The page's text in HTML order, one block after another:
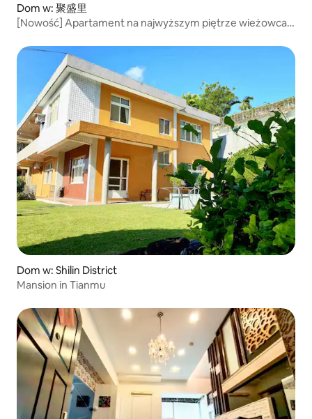
Dom w: 聚盛里
[Nowość] Apartament na najwyższym piętrze wieżowca Z
Prywatna kuchnia | Pralka i suszarka | Toaleta dla osób
niepełnosprawnych | Przyjazne dla obcokrajowców
Dom w: Shilin District
Mansion in Tianmu